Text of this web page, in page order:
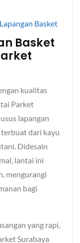
Basket
Basket
kualitas
Parket
lapangan
dari kayu
Didesain
lantai ini
mengurangi
bagi
yang rapi,
Surabaya